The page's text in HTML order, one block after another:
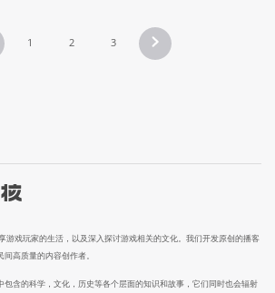
1 2 3
游戏玩家的生活，以及深入探讨游戏相关的文化。我们开发原创的播客
高质量的内容创作者。
包含的科学，文化，历史等各个层面的知识和故事，它们同时也会辐射